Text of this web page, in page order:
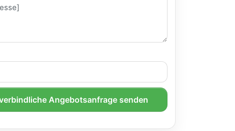
Angebotsanfrage senden